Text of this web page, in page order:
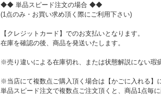
◆◆ 単品スピード注文の場合 ◆◆
(1点のみ・お買い求め頂く際にご利用下さい)
【クレジットカード】でのお支払いとなります。
在庫を確認の後、商品を発送いたします。
※売り違いによる在庫切れ、または状態解説にない瑕
※当店にて複数点ご購入頂く場合は【かごに入れる】
単品スピード注文で複数点ご注文頂くと、商品1点毎に